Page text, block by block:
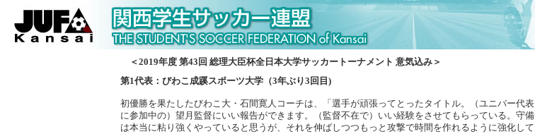
＜2019年度 第43回 総理大臣杯全日本大学サッカートーナメント 意気込み＞
第1代表：びわこ成蹊スポーツ大学（3年ぶり3回目)
初優勝を果たしたびわこ大・石間寛人コーチは、「選手が頑張ってとったタイトル。（ユニバー代表
に参加中の）望月監督にいい報告ができます。（監督不在で）いい経験をさせてもらっている。守備
は本当に粘り強くやっていると思うが、それを伸ばしつつもっと攻撃で時間を作れるように強化して